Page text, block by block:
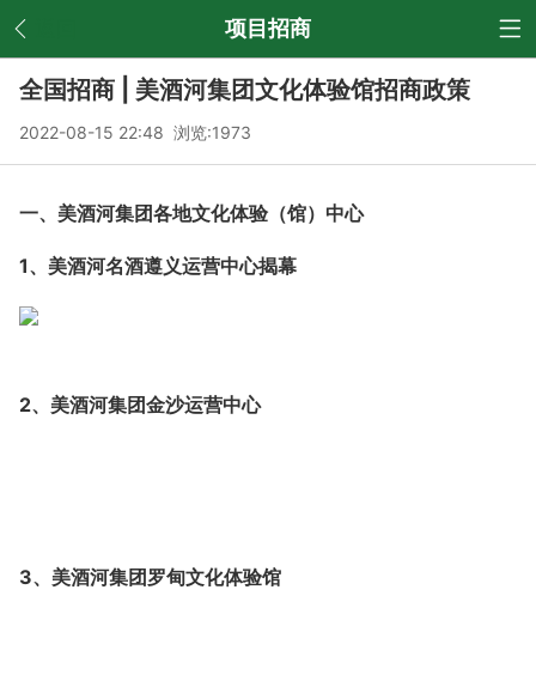
项目招商
全国招商 | 美酒河集团文化体验馆招商政策
2022-08-15 22:48 浏览:1973
一、美酒河集团各地文化体验（馆）中心
1、 美酒河名酒遵义运营中心揭幕
2、美酒河集团金沙运营中心
3、美酒河集团罗甸文化体验馆